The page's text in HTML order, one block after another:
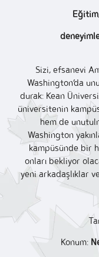
Sizi, efsanevi
Washington’da
durak: Kean
üniversitenin
hem de
Washington
kampüsünde bir
onları bekliyor
yeni arkadaşlıklar
Konum: